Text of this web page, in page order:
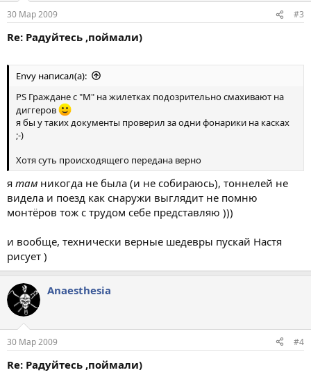
30 Мар 2009 #3
Re: Радуйтесь ,поймали)
Envy написал(а):
PS Граждане с "М" на жилетках подозрительно смахивают на
диггеров
я бы у таких документы проверил за одни фонарики на касках
;-)
Хотя суть происходящего передана верно
я там никогда не была (и не собираюсь), тоннелей не
видела и поезд как снаружи выглядит не помню
монтёров тож с трудом себе представляю )))
и вообще, технически верные шедевры пускай Настя
рисует )
Anaesthesia
30 Мар 2009 #4
Re: Радуйтесь ,поймали)